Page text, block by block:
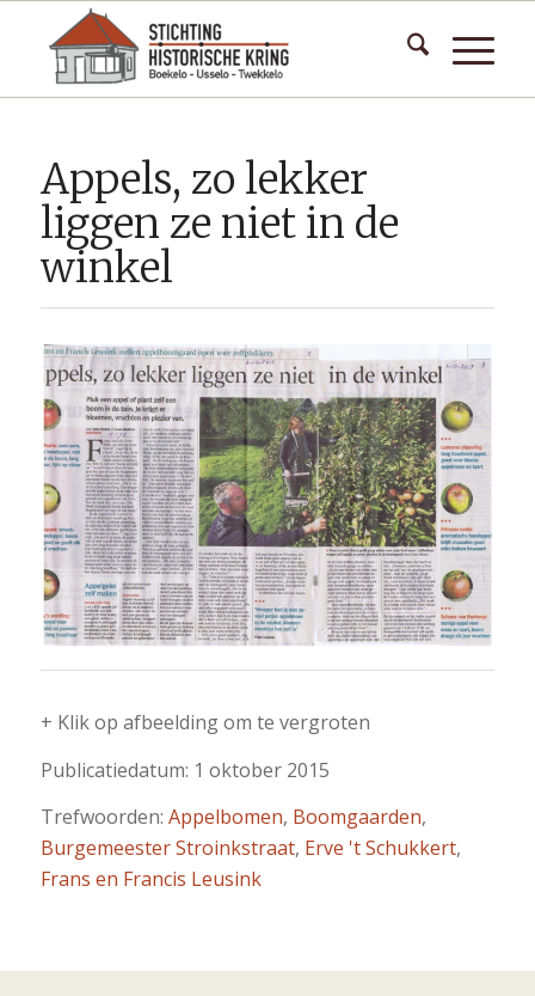
Appels, zo lekker
liggen ze niet in de
winkel
+ Klik op afbeelding om te vergroten
Publicatiedatum: 1 oktober 2015
Trefwoorden: Appelbomen, Boomgaarden,
Burgemeester Stroinkstraat, Erve 't Schukkert,
Frans en Francis Leusink